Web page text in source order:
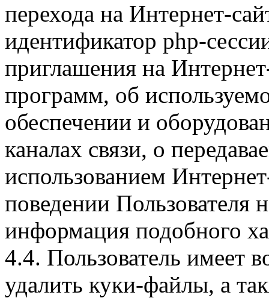
перехода на Интернет-
идентификатор php-
приглашения на
программ, об
обеспечении и
каналах связи, о
использованием
поведении Пользователя
информация подобного
4.4. Пользователь имеет
удалить куки-файлы, а